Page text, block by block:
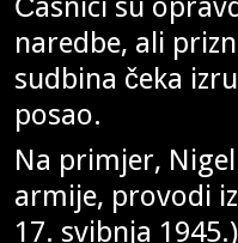
naredbe, ali
sudbina čeka
posao.
Na primjer,
armije, provodi
17. svibnja